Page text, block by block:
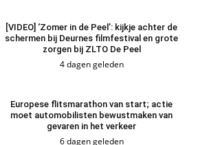
[VIDEO] ‘Zomer in de Peel’: kijkje achter de
schermen bij Deurnes filmfestival en grote
zorgen bij ZLTO De Peel
4 dagen geleden
Europese flitsmarathon van start; actie
moet automobilisten bewustmaken van
gevaren in het verkeer
6 dagen geleden